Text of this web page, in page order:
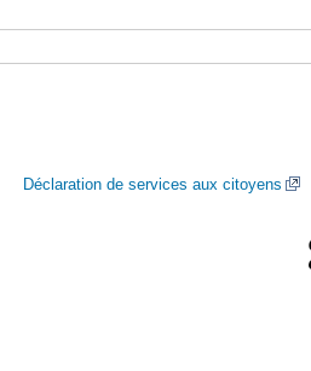
Déclaration de services aux citoyens